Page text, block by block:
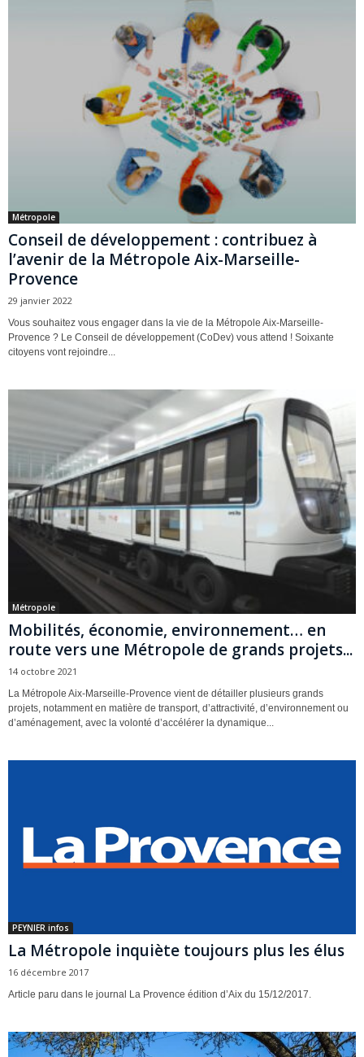
Métropole
Conseil de développement : contribuez à
l’avenir de la Métropole Aix-Marseille-
Provence
29 janvier 2022
Vous souhaitez vous engager dans la vie de la Métropole Aix-Marseille-
Provence ? Le Conseil de développement (CoDev) vous attend ! Soixante
citoyens vont rejoindre...
Métropole
Mobilités, économie, environnement… en
route vers une Métropole de grands projets...
14 octobre 2021
La Métropole Aix-Marseille-Provence vient de détailler plusieurs grands
projets, notamment en matière de transport, d’attractivité, d’environnement ou
d’aménagement, avec la volonté d’accélérer la dynamique...
PEYNIER infos
La Métropole inquiète toujours plus les élus
16 décembre 2017
Article paru dans le journal La Provence édition d’Aix du 15/12/2017.